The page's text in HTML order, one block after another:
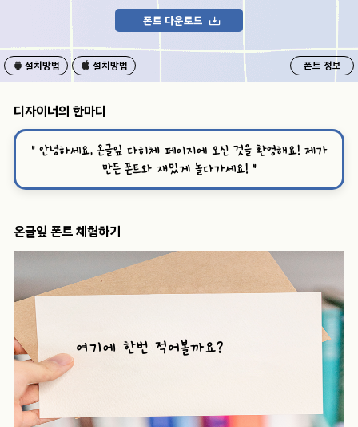
폰트 다운로드
설치방법 설치방법 폰트 정보
디자이너의 한마디
“ 안녕하세요, 온글잎 다히체 페이지에 오신 것을 환영해요! 제가
만든 폰트와 재밌게 놀다가세요! ”
온글잎 폰트 체험하기